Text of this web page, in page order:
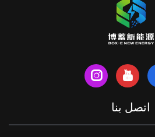
اتصل بنا